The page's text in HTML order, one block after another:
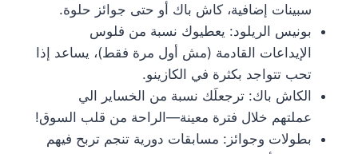
سبينات إضافية، كاش باك أو حتى جوائز حلوة.
بونيس الريلود: يعطيوك نسبة من فلوس
الإيداعات القادمة (مش أول مرة فقط)، يساعد إذا
تحب تتواجد بكثرة في الكازينو.
الكاش باك: ترجعلَك نسبة من الخساير الي
عملتهم خلال فترة معينة—الراحة من قلب السوق!
بطولات وجوائز: مسابقات دورية تنجم تربح فيهم